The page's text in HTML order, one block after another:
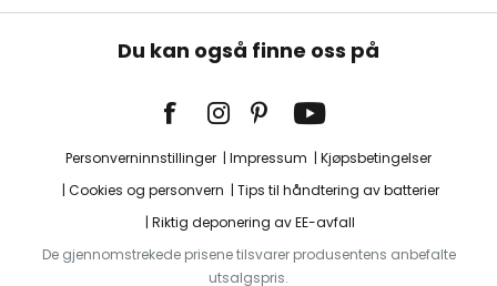
Du kan også finne oss på
Personverninnstillinger Impressum
Kjøpsbetingelser
Cookies og personvern
Tips til håndtering av batterier
Riktig deponering av EE-avfall
De gjennomstrekede prisene tilsvarer produsentens anbefalte
utsalgspris.